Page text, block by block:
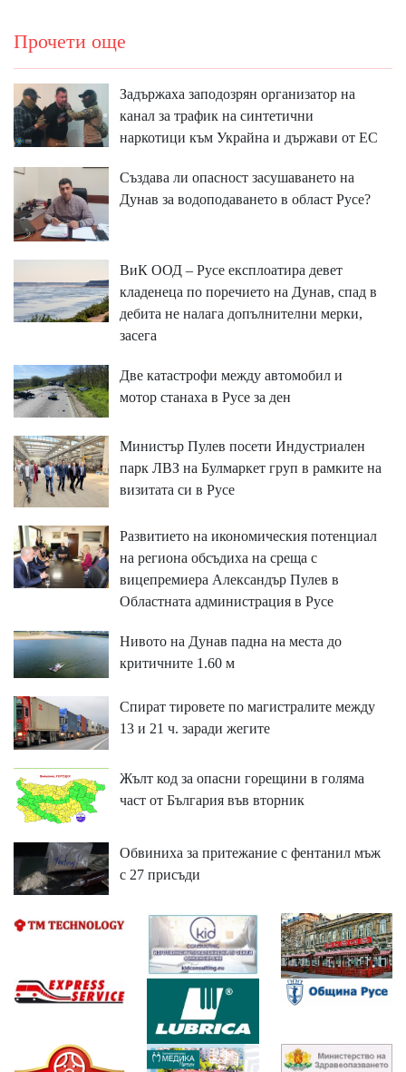
Прочети още
Задържаха заподозрян организатор на
канал за трафик на синтетични
наркотици към Украйна и държави от ЕС
Създава ли опасност засушаването на
Дунав за водоподаването в област Русе?
ВиК ООД – Русе експлоатира девет
кладенеца по поречието на Дунав, спад в
дебита не налага допълнителни мерки,
засега
Две катастрофи между автомобил и
мотор станаха в Русе за ден
Министър Пулев посети Индустриален
парк ЛВЗ на Булмаркет груп в рамките на
визитата си в Русе
Развитието на икономическия потенциал
на региона обсъдиха на среща с
вицепремиера Александър Пулев в
Областната администрация в Русе
Нивото на Дунав падна на места до
критичните 1.60 м
Спират тировете по магистралите между
13 и 21 ч. заради жегите
Жълт код за опасни горещини в голяма
част от България във вторник
Обвиниха за притежание с фентанил мъж
с 27 присъди